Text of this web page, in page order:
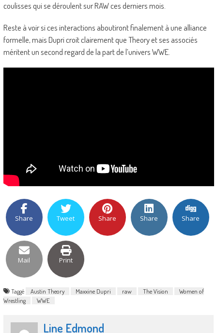
coulisses qui se déroulent sur RAW ces derniers mois.
Reste à voir si ces interactions aboutiront finalement à une alliance
formelle, mais Dupri croit clairement que Theory et ses associés
méritent un second regard de la part de l’univers WWE.
Share Tweet Share Share Share
Mail Print
Taggé Austin Theory Maxxine Dupri raw The Vision
Women of
Wrestling
WWE
Line Edmond